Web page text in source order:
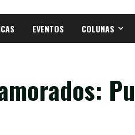
EVENTOS COLUNAS